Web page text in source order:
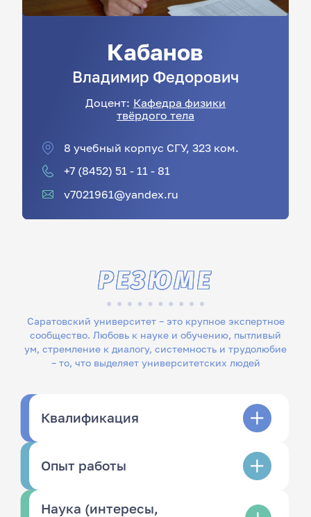
Кабанов
Владимир Федорович
Доцент: Кафедра физики
твёрдого тела
8 учебный корпус СГУ, 323 ком.
+7 (8452) 51 - 11 - 81
v7021961@yandex.ru
Саратовский университет – это крупное экспертное
сообщество. Любовь к науке и обучению, пытливый
ум, стремление к диалогу, системность и трудолюбие
– то, что выделяет университетских людей
РЕЗЮМЕ
Квалификация
Опыт работы
Наука (интересы,